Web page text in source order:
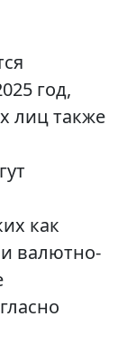
год,
лиц также
как
валютно-